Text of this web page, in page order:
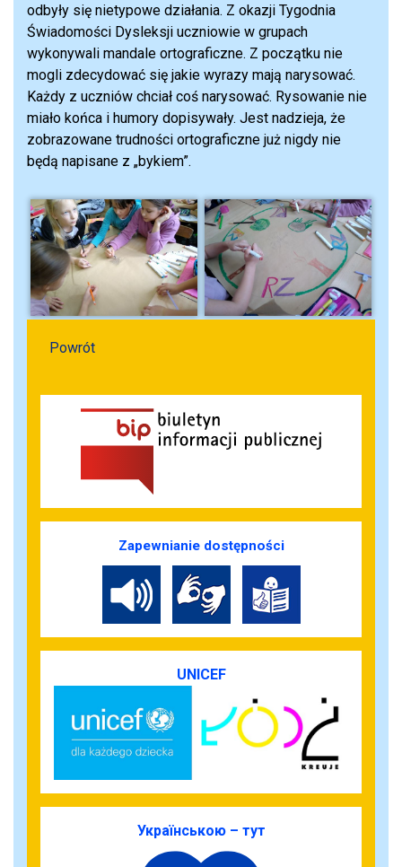
odbyły się nietypowe działania. Z okazji Tygodnia
Świadomości Dysleksji uczniowie w grupach
wykonywali mandale ortograficzne. Z początku nie
mogli zdecydować się jakie wyrazy mają narysować.
Każdy z uczniów chciał coś narysować. Rysowanie nie
miało końca i humory dopisywały. Jest nadzieja, że
zobrazowane trudności ortograficzne już nigdy nie
będą napisane z „bykiem”.
Powrót
Zapewnianie dostępności
UNICEF
Українською – тут